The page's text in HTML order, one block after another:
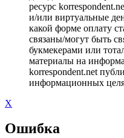
ресурс
и/или виртуальные
какой форме оплату
связаны/могут быть
букмекерами или
материалы на
korrespondent.net
информационных
X
Ошибка